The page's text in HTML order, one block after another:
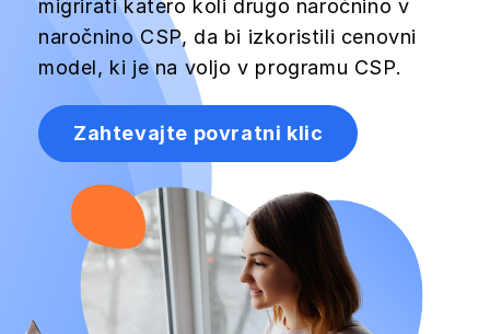
migrirati katero koli drugo naročnino v
naročnino CSP, da bi izkoristili cenovni
model, ki je na voljo v programu CSP.
Zahtevajte povratni klic